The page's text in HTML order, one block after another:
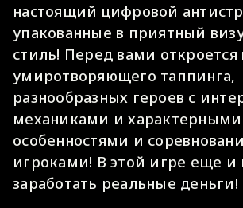
настоящий цифровой
упакованные в приятный
стиль! Перед вами
умиротворяющего таппинга,
разнообразных героев с
механиками и характерными
особенностями и
игроками! В этой игре еще и
заработать реальные деньги!